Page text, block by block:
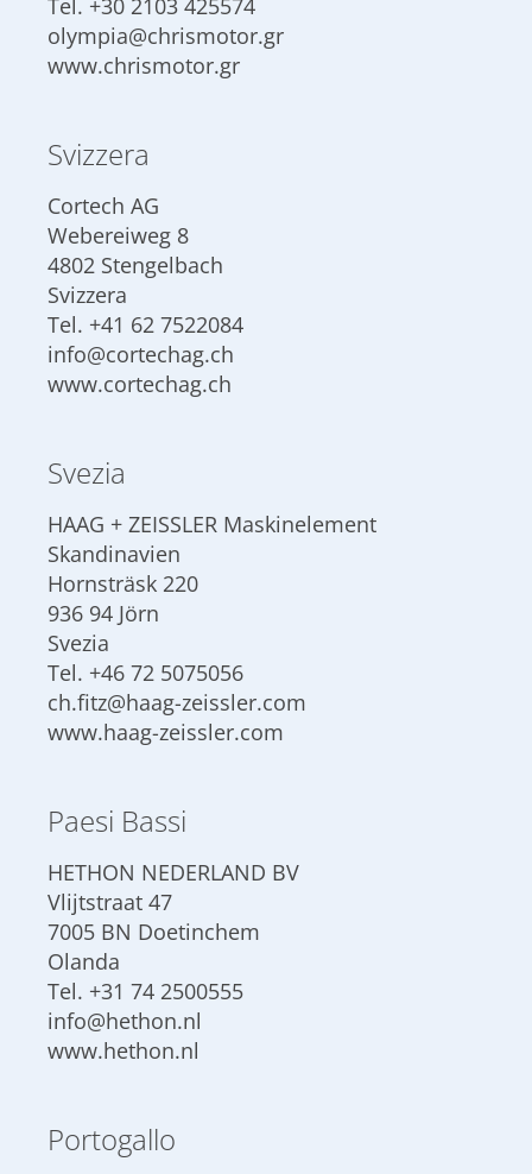
Tel. +30 2103 425574
olympia@chrismotor.gr
www.chrismotor.gr
Svizzera
Cortech AG
Webereiweg 8
4802 Stengelbach
Svizzera
Tel. +41 62 7522084
info@cortechag.ch
www.cortechag.ch
Svezia
HAAG + ZEISSLER Maskinelement
Skandinavien
Hornsträsk 220
936 94 Jörn
Svezia
Tel. +46 72 5075056
ch.fitz@haag-zeissler.com
www.haag-zeissler.com
Paesi Bassi
HETHON NEDERLAND BV
Vlijtstraat 47
7005 BN Doetinchem
Olanda
Tel. +31 74 2500555
info@hethon.nl
www.hethon.nl
Portogallo